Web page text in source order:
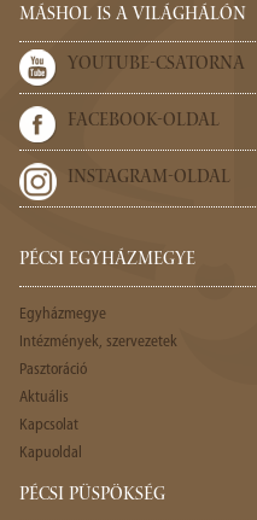
MÁSHOL IS A VILÁGHÁLÓN
YOUTUBE-CSATORNA
FACEBOOK-OLDAL
INSTAGRAM-OLDAL
PÉCSI EGYHÁZMEGYE
Egyházmegye
Intézmények, szervezetek
Pasztoráció
Aktuális
Kapcsolat
Kapuoldal
PÉCSI PÜSPÖKSÉG